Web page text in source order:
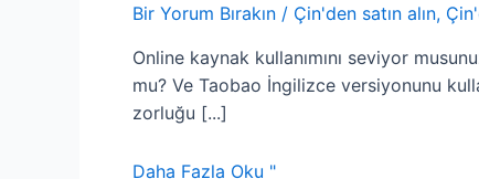
Bir Yorum Bırakın / Çin'den satın alın,
Online kaynak kullanımını seviyor
mu? Ve Taobao İngilizce versiyonunu
zorluğu [...]
Daha Fazla Oku "